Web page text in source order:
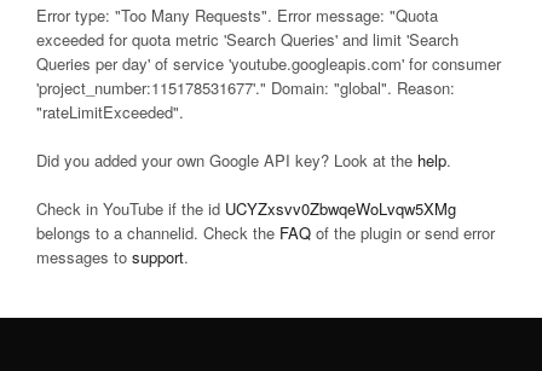
Error type: "Too Many Requests". Error message: "Quota
exceeded for quota metric 'Search Queries' and limit 'Search
Queries per day' of service 'youtube.googleapis.com' for consumer
'project_number:115178531677'." Domain: "global". Reason:
"rateLimitExceeded".
Did you added your own Google API key? Look at the help.
Check in YouTube if the id UCYZxsvv0ZbwqeWoLvqw5XMg
belongs to a channelid. Check the FAQ of the plugin or send error
messages to support.